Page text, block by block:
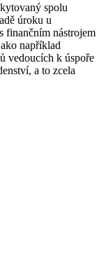
spolu
úroku u
finančním nástrojem
například
vedoucích k úspoře
a to zcela